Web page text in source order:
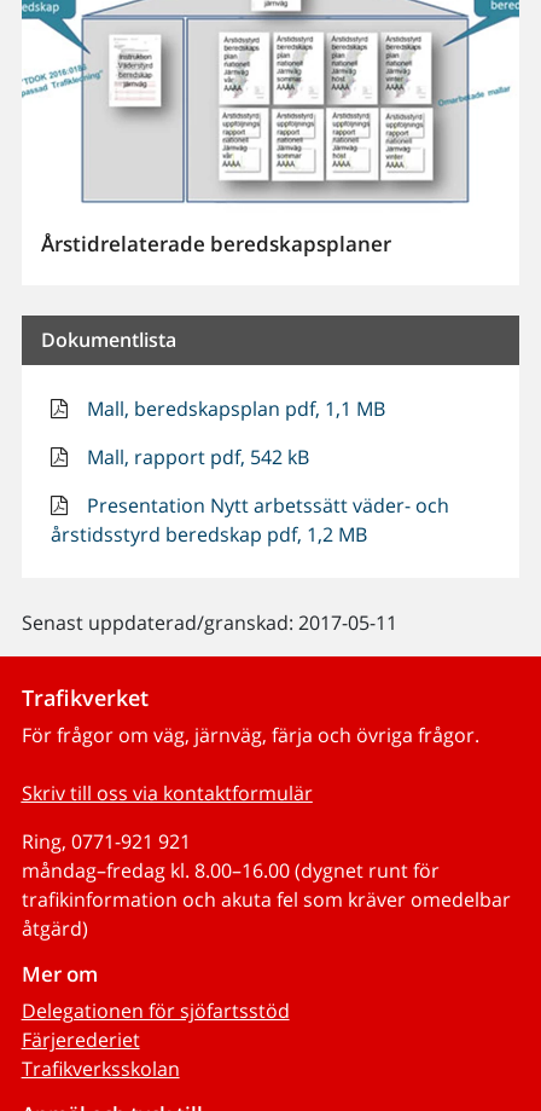
Årstidrelaterade beredskapsplaner
Dokumentlista
Mall, beredskapsplan pdf, 1,1 MB
Mall, rapport pdf, 542 kB
Presentation Nytt arbetssätt väder- och
årstidsstyrd beredskap pdf, 1,2 MB
Senast uppdaterad/granskad: 2017-05-11
Trafikverket
För frågor om väg, järnväg, färja och övriga frågor.
Skriv till oss via kontaktformulär
Ring, 0771-921 921
måndag–fredag kl. 8.00–16.00 (dygnet runt för
trafikinformation och akuta fel som kräver omedelbar
åtgärd)
Mer om
Delegationen för sjöfartsstöd
Färjerederiet
Trafikverksskolan